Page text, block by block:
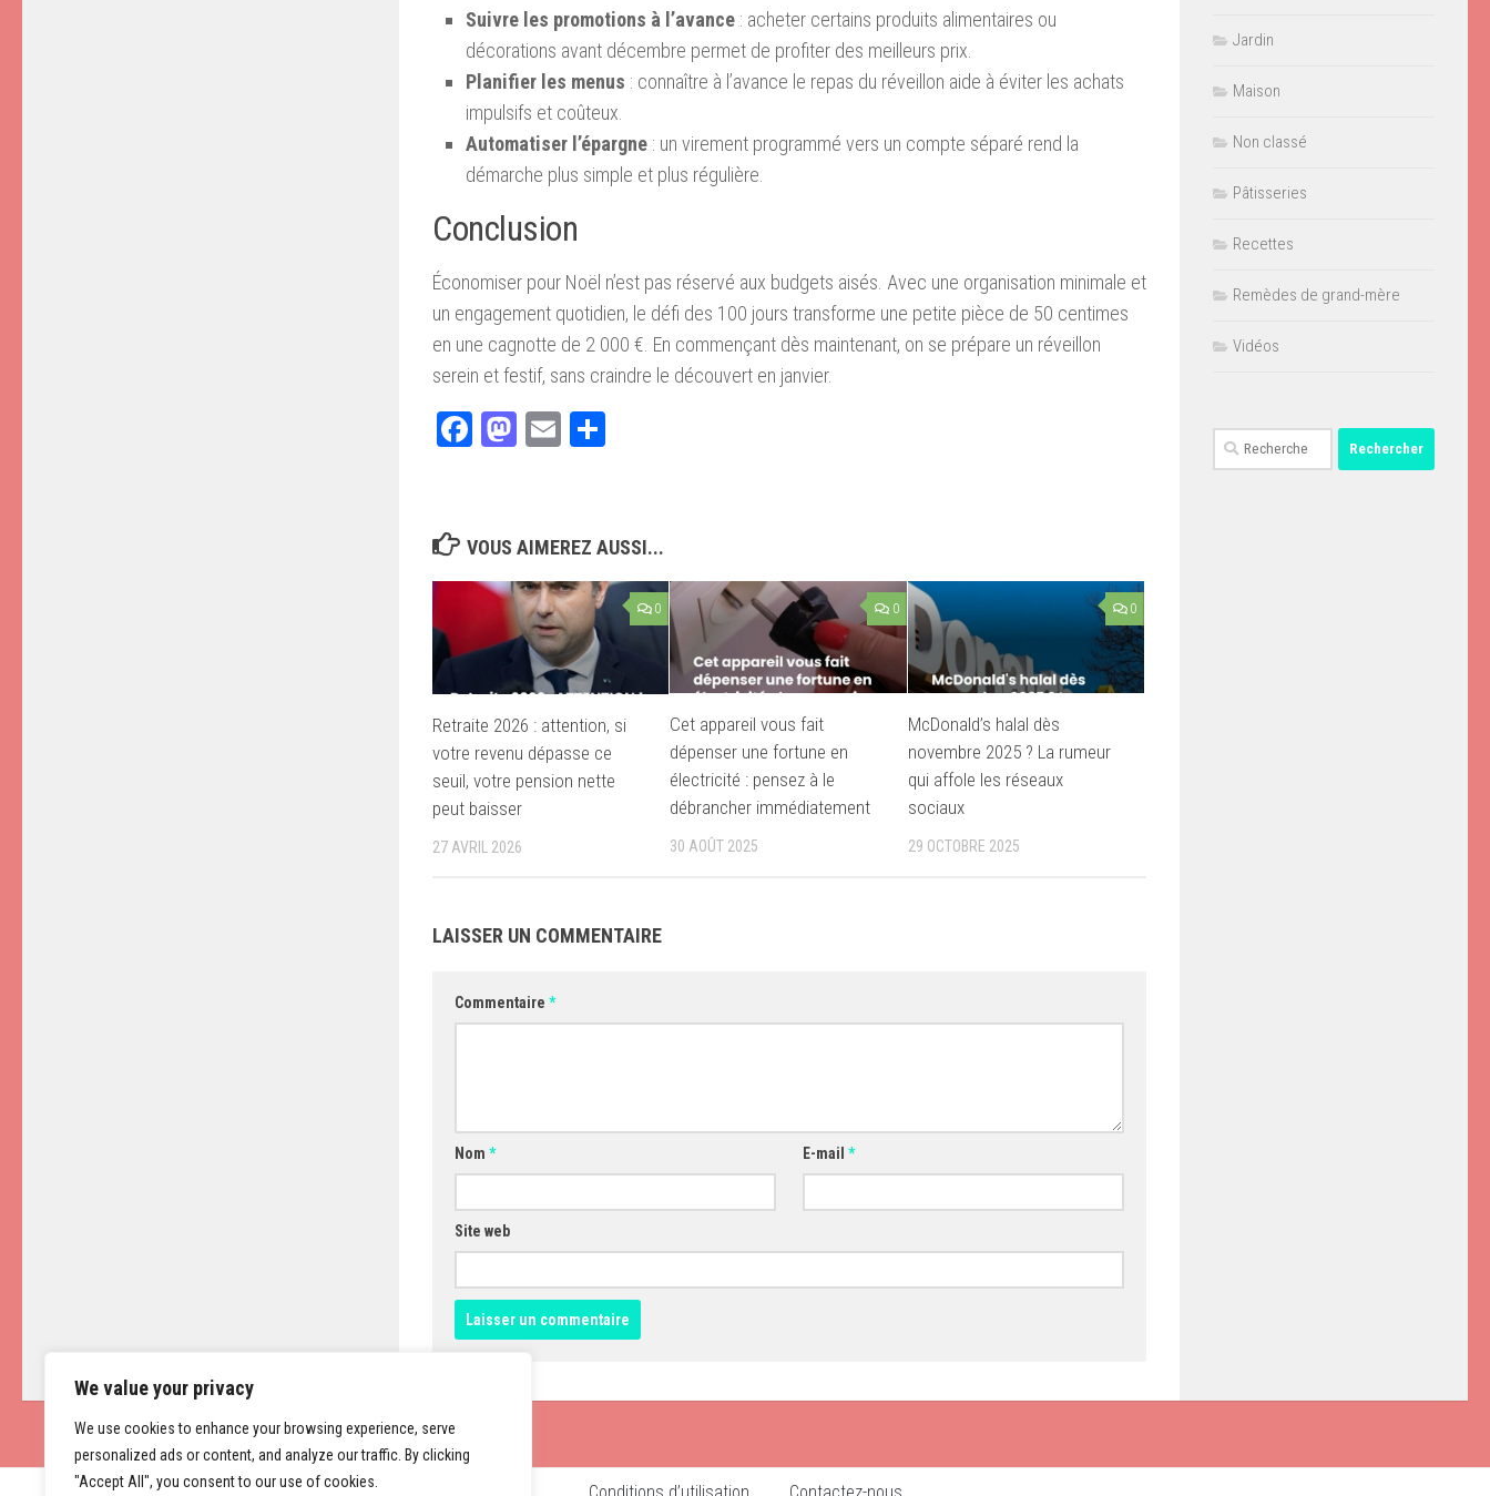
We value your privacy
We use cookies to enhance your browsing experience, serve
personalized ads or content, and analyze our traffic. By clicking
"Accept All", you consent to our use of cookies.
Suivre les promotions à l’avance : acheter certains produits alimentaires ou
décorations avant décembre permet de profiter des meilleurs prix.
Planifier les menus : connaître à l’avance le repas du réveillon aide à éviter les achats
impulsifs et coûteux.
Automatiser l’épargne : un virement programmé vers un compte séparé rend la
démarche plus simple et plus régulière.
Conclusion
Économiser pour Noël n’est pas réservé aux budgets aisés. Avec une organisation minimale et
un engagement quotidien, le défi des 100 jours transforme une petite pièce de 50 centimes
en une cagnotte de 2 000 €. En commençant dès maintenant, on se prépare un réveillon
serein et festif, sans craindre le découvert en janvier.
Facebook
Mastodon
Email
VOUS AIMEREZ AUSSI...
0
Retraite 2026 : attention, si
votre revenu dépasse ce
seuil, votre pension nette
peut baisser
27 AVRIL 2026
0
Cet appareil vous fait
dépenser une fortune en
électricité : pensez à le
débrancher immédiatement
30 AOÛT 2025
0
McDonald’s halal dès
novembre 2025 ? La rumeur
qui affole les réseaux
sociaux
29 OCTOBRE 2025
LAISSER UN COMMENTAIRE
Commentaire *
Nom * E-mail*
Site web
Jardin
Maison
Non classé
Pâtisseries
Recettes
Remèdes de grand-mère
Vidéos
Rechercher :